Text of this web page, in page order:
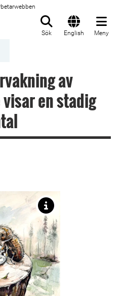
Sök English Meny
av
en stadig